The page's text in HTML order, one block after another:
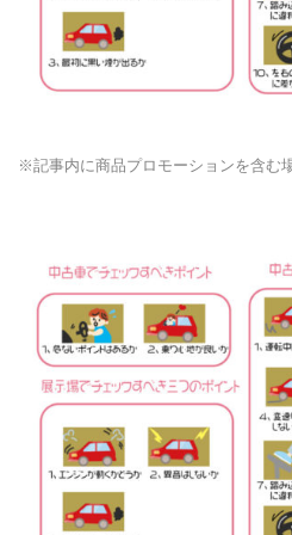
※記事内に商品プロモーションを含む